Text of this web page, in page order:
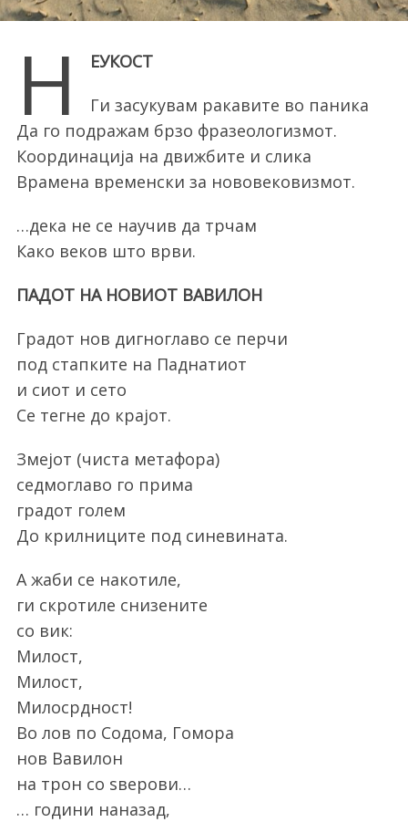
Н
ЕУКОСТ
Ги засукувам ракавите во паника
Да го подражам брзо фразеологизмот.
Координација на движбите и слика
Врамена временски за нововековизмот.
…дека не се научив да трчам
Како веков што врви.
ПАДОТ НА НОВИОТ ВАВИЛОН
Градот нов дигноглаво се перчи
под стапките на Паднатиот
и сиот и сето
Се тегне до крајот.
Змејот (чиста метафора)
седмоглаво го прима
градот голем
До крилниците под синевината.
А жаби се накотиле,
ги скротиле снизените
со вик:
Милост,
Милост,
Милосрдност!
Во лов по Содома, Гомора
нов Вавилон
на трон со ѕверови…
… години наназад,